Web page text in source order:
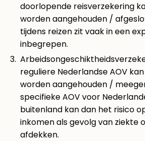
doorlopende reisverzekering
worden aangehouden /
tijdens reizen zit vaak in een
inbegrepen.
reguliere Nederlandse AOV
worden aangehouden /
specifieke AOV voor
buitenland kan dan het risico
inkomen als gevolg van ziekte
afdekken.